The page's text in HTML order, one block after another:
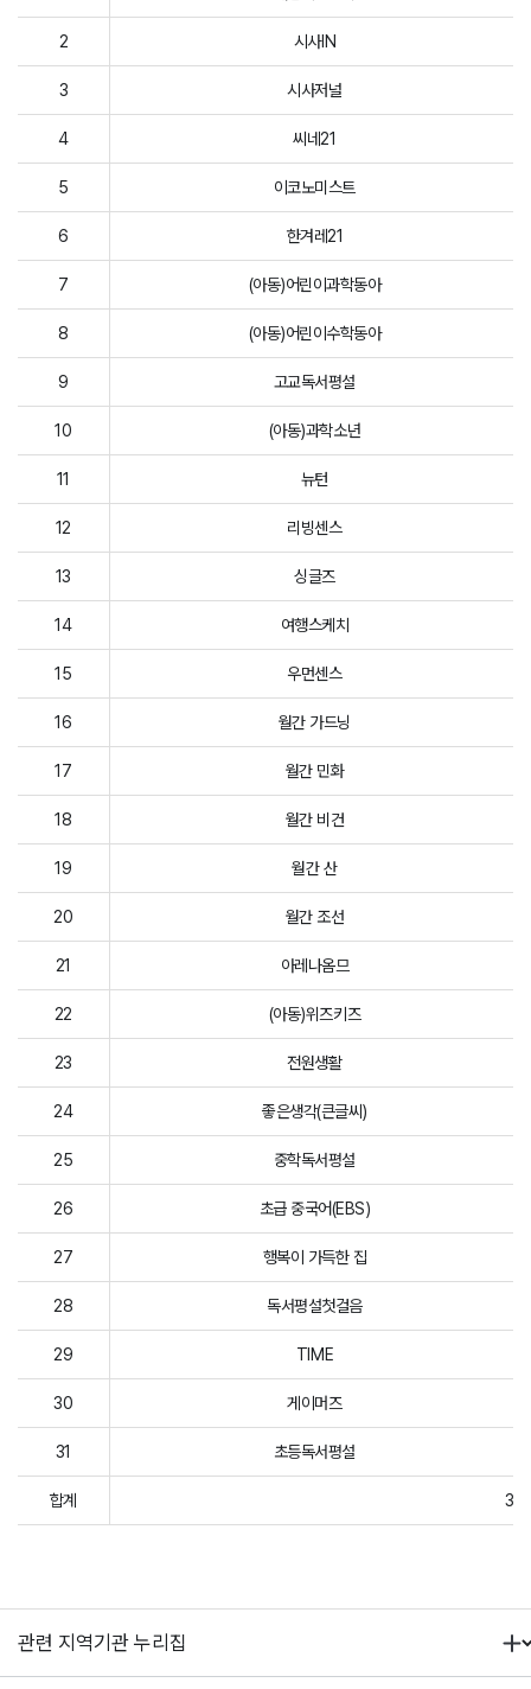
2 시사IN
3 시사저널
4 씨네21
5 이코노미스트
6 한겨레21
7 (아동)어린이과학동아
8 (아동)어린이수학동아
9 고교독서평설
10 (아동)과학소년
11 뉴턴
12 리빙센스
13 싱글즈
14 여행스케치
15 우먼센스
16 월간 가드닝
17 월간 민화
18 월간 비건
19 월간 산
20 월간 조선
21 아레나옴므
22 (아동)위즈키즈
23 전원생활
24 좋은생각(큰글씨)
25 중학독서평설
26 초급 중국어(EBS)
27 행복이 가득한 집
28 독서평설첫걸음
29 TIME
30 게이머즈
31 초등독서평설
합계 31